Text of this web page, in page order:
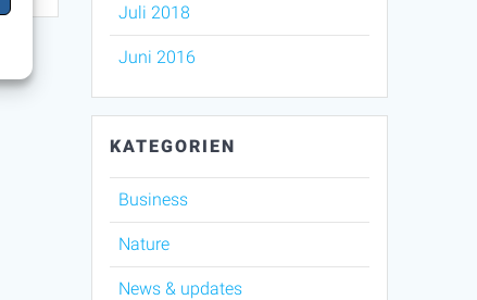
Juli 2018
Juni 2016
KATEGORIEN
Business
Nature
News & updates